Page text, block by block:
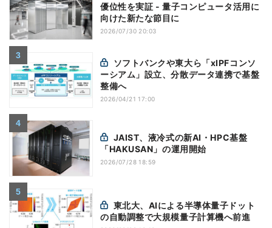
優位性を実証 - 量子コンピュータ活用に
向けた新たな節目に
2026/07/30 20:03
ーシアム」設立、分散データ連携で基盤
整備へ
2026/04/21 17:00
「HAKUSAN」の運用開始
2026/07/28 18:59
の自動調整で大規模量子計算機へ前進